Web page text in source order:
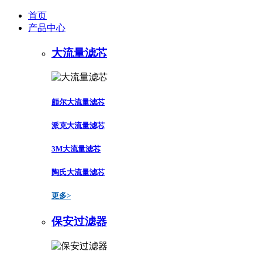
首页
产品中心
大流量滤芯
颇尔大流量滤芯
派克大流量滤芯
3M大流量滤芯
陶氏大流量滤芯
更多>
保安过滤器